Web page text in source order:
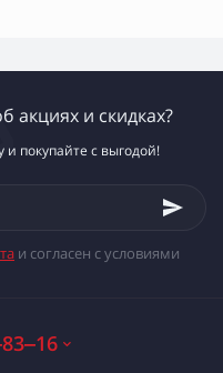
акциях и скидках?
покупайте с выгодой!
и согласен с условиями